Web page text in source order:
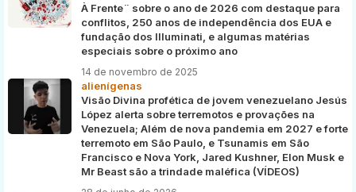
À Frente¨ sobre o ano de 2026 com destaque para
conflitos, 250 anos de independência dos EUA e
fundação dos Illuminati, e algumas matérias
especiais sobre o próximo ano
14 de novembro de 2025
alienígenas
Visão Divina profética de jovem venezuelano Jesús
López alerta sobre terremotos e provações na
Venezuela; Além de nova pandemia em 2027 e forte
terremoto em São Paulo, e Tsunamis em São
Francisco e Nova York, Jared Kushner, Elon Musk e
Mr Beast são a trindade maléfica (VÍDEOS)